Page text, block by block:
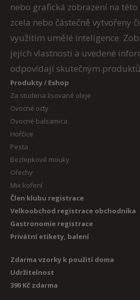
nebo grafická zobrazení na
zcela nebo částečně vytvořeny
využitím umělé inteligence.
jejich vlastnosti a uvedené
odpovídají skutečným
Produkty / Eshop
Za studena lisované oleje
Ovocné octy
Ovocné balsamica
Hořčice
Pesta
Bezlepkové mouky
Ořechy
Mix koření
Člen klubu registrace
Velkoobchod registrace obchodníka
Gastronomie registrace
Privátní etikety, balení
Zdarma vzorky k použití doma
Udržitelnost
390 Kč zdarma